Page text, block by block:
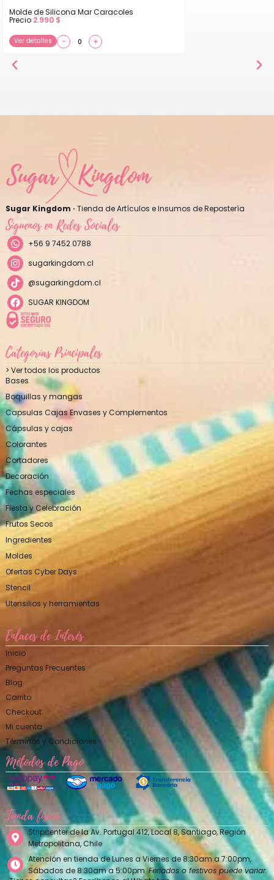
Molde de Silicona Mar Caracoles
Precio 2.990 $
Ver detalles − +
Sugar Kingdom · Tienda de Artículos e Insumos de Repostería
Síguenos en Redes Sociales
+56 9 7452 0788
sugarkingdom.cl
@sugarkingdom.cl
SUGAR KINGDOM
Categorías Principales
> Ver todos los productos
Bases
Boquillas y mangas
Capsulas Cajas Envases y Complementos
Cápsulas y cajas
Colorantes
Cortadores
Decoración
Fechas especiales
Fiesta y Celebración
Frutos Secos
Ingredientes
Moldes
Ofertas Cyber Days
Stencil
Utensilios y herramientas
Enlaces de Interés
Inicio
Preguntas Frecuentes
Blog
Carrito
Checkout
Mi cuenta
Términos y Condiciones
Métodos de Pago
Tienda física
Stripcenter de la Av. Portugal 412, Local 8, Santiago, Región
Metropolitana, Chile
Atención en tienda de Lunes a Viernes de 8:30am a 7:00pm,
Sábados de 8:30am a 5:00pm.Feriados o festivos puede variar.